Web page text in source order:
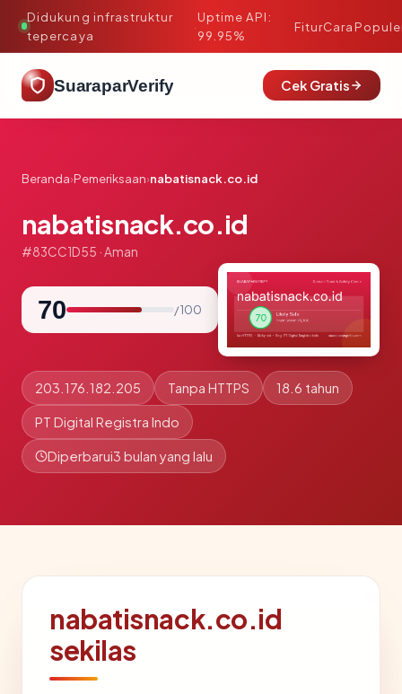
Didukung infrastruktur
tepercaya
·
Uptime API:
99.95%
FiturCara
SuaraparVerify Cek Gratis
Beranda›Pemeriksaan›nabatisnack.co.id
nabatisnack.co.id
#83CC1D55 · Aman
70 / 100
203.176.182.205 Tanpa HTTPS 18.6 tahun
PT Digital Registra Indo
Diperbarui3 bulan yang lalu
nabatisnack.co.id
sekilas